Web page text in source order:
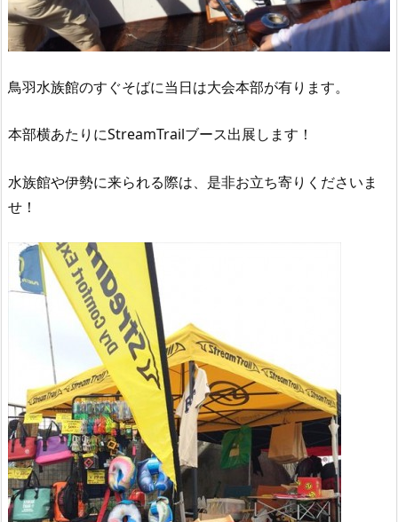
鳥羽水族館のすぐそばに当日は大会本部が有ります。
本部横あたりにStreamTrailブース出展します！
水族館や伊勢に来られる際は、是非お立ち寄りくださいま
せ！